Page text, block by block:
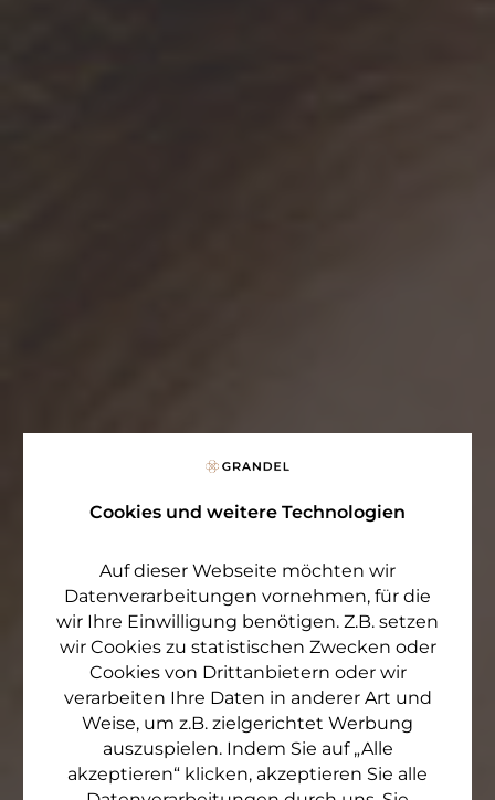
Cookies und weitere Technologien
Auf dieser Webseite möchten wir
Datenverarbeitungen vornehmen, für die
wir Ihre Einwilligung benötigen. Z.B. setzen
wir Cookies zu statistischen Zwecken oder
Cookies von Drittanbietern oder wir
verarbeiten Ihre Daten in anderer Art und
Weise, um z.B. zielgerichtet Werbung
auszuspielen. Indem Sie auf „Alle
akzeptieren“ klicken, akzeptieren Sie alle